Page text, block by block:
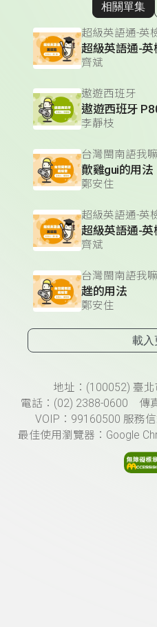
相關單集
超級英語通-英
齊斌
遨遊西班牙
遨遊西班牙
李靜枝
台灣閩南語我
歕雞gui的用法
鄭安住
超級英語通-英
齊斌
台灣閩南語我
趖的用法
鄭安住
載入
頁尾資訊地址：(100052) 臺
電話：(02) 2388-0600 傳
VOIP：99160500 服務
最佳使用瀏覽器：Google